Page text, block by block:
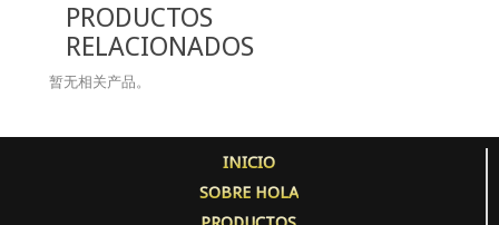
PRODUCTOS
RELACIONADOS
暂无相关产品。
INICIO
SOBRE HOLA